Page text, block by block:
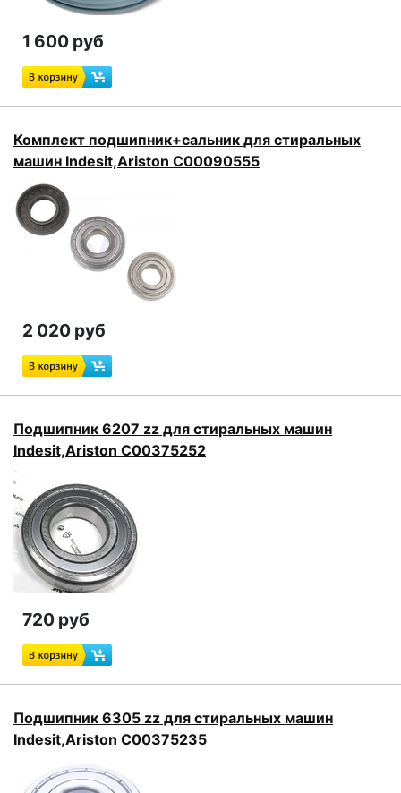
1 600 руб
Комплект подшипник+сальник для стиральных
машин Indesit,Ariston C00090555
2 020 руб
Подшипник 6207 zz для стиральных машин
Indesit,Ariston C00375252
720 руб
Подшипник 6305 zz для стиральных машин
Indesit,Ariston C00375235